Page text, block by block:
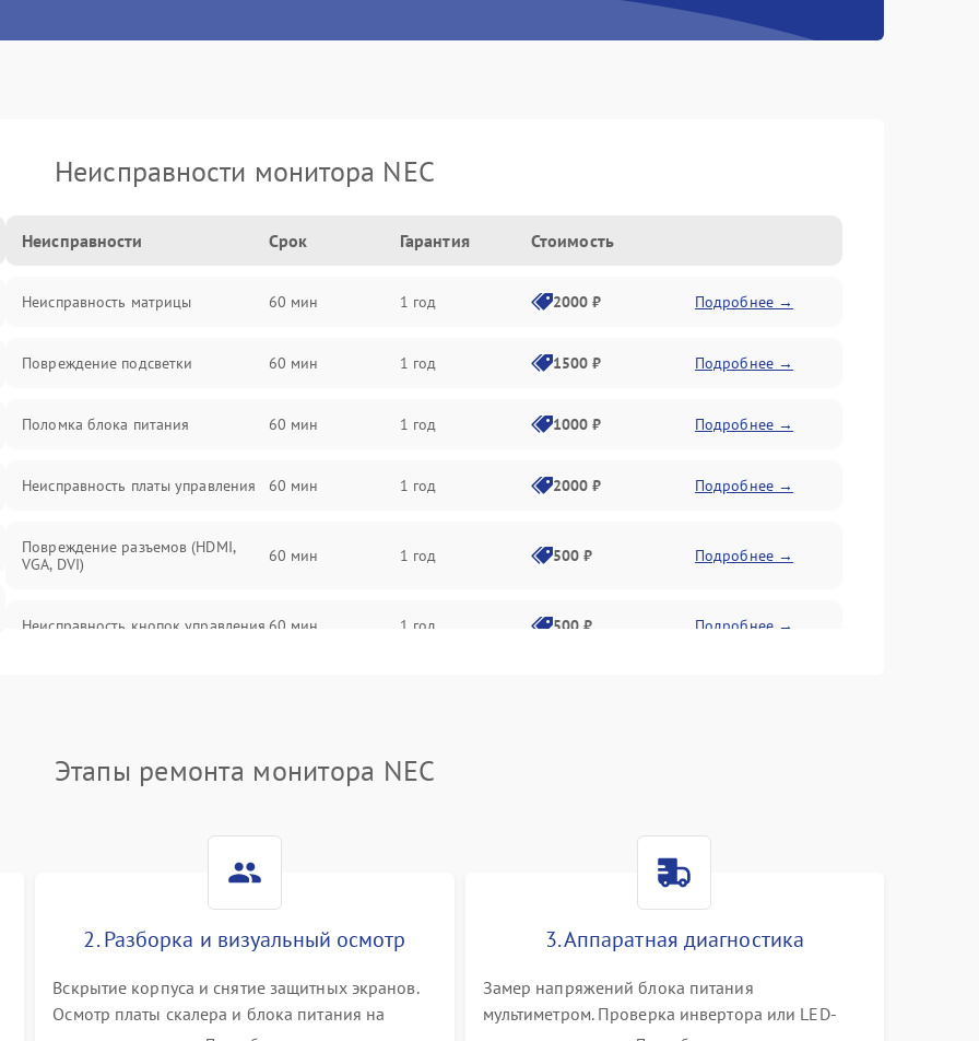
Неисправности монитора NEC
Неисправности Срок Гарантия Стоимость
Неисправность матрицы 60 мин 1 год 2000 ₽ Подробнее →
Повреждение подсветки 60 мин 1 год 1500 ₽ Подробнее →
Поломка блока питания 60 мин 1 год 1000 ₽ Подробнее →
Неисправность платы управления 60 мин 1 год 2000 ₽ Подробнее →
Повреждение разъемов (HDMI,
VGA, DVI)
60 мин 1 год 500 ₽ Подробнее →
Неисправность кнопок управления 60 мин 1 год 500 ₽ Подробнее →
Поломка системы автоматического
короткого замыкания
Этапы ремонта монитора NEC
2. Разборка и визуальный осмотр
Вскрытие корпуса и снятие защитных экранов.
Осмотр платы скалера и блока питания на
3. Аппаратная диагностика
Замер напряжений блока питания
мультиметром. Проверка инвертора или LED-